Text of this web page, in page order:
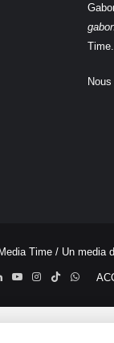
Time.
Time / Un media
LinkedinYouTubeInstagram
TikTok